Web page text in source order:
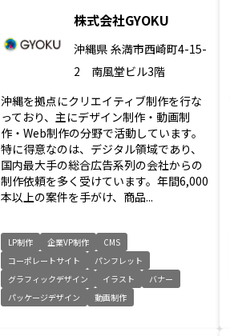
株式会社GYOKU
沖縄県 糸満市西崎町4-15-
2 南風堂ビル3階
沖縄を拠点にクリエイティブ制作を行な
っており、主にデザイン制作・動画制
作・Web制作の分野で活動しています。
特に得意なのは、デジタル領域であり、
国内最大手の総合広告系列の会社からの
制作依頼を多く受けています。年間6,000
本以上の案件を手がけ、商品...
LP制作 企業VP制作
CMS
コーポレートサイト
パンフレット
グラフィックデザイン
イラスト
バナー
パッケージデザイン
動画制作